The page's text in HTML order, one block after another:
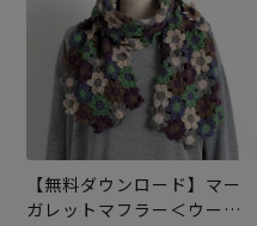
【無料ダウンロード】マー
ガレットマフラー＜ウール